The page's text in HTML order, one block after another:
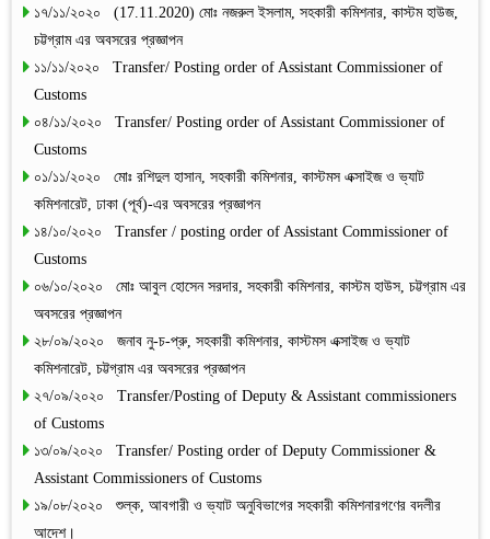
১৭/১১/২০২০ (17.11.2020) মোঃ নজরুল ইসলাম, সহকারী কমিশনার, কাস্টম হাউজ,
চট্টগ্রাম এর অবসরের প্রজ্ঞাপন
১১/১১/২০২০ Transfer/ Posting order of Assistant Commissioner of
Customs
০৪/১১/২০২০ Transfer/ Posting order of Assistant Commissioner of
Customs
০১/১১/২০২০ মোঃ রশিদুল হাসান, সহকারী কমিশনার, কাস্টমস এক্সাইজ ও ভ্যাট
কমিশনারেট, ঢাকা (পূর্ব)-এর অবসরের প্রজ্ঞাপন
১৪/১০/২০২০ Transfer / posting order of Assistant Commissioner of
Customs
০৬/১০/২০২০ মোঃ আবুল হোসেন সরদার, সহকারী কমিশনার, কাস্টম হাউস, চট্টগ্রাম এর
অবসরের প্রজ্ঞাপন
২৮/০৯/২০২০ জনাব নু-চ-প্রু, সহকারী কমিশনার, কাস্টমস এক্সাইজ ও ভ্যাট
কমিশনারেট, চট্টগ্রাম এর অবসরের প্রজ্ঞাপন
২৭/০৯/২০২০ Transfer/Posting of Deputy & Assistant commissioners
of Customs
১৩/০৯/২০২০ Transfer/ Posting order of Deputy Commissioner &
Assistant Commissioners of Customs
১৯/০৮/২০২০ শুল্ক, আবগারী ও ভ্যাট অনুবিভাগের সহকারী কমিশনারগণের বদলীর
আদেশ।